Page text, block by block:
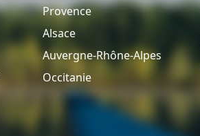
Provence
Alsace
Auvergne-Rhône-Alpes
Occitanie